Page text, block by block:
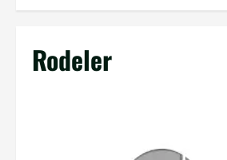
Rodeler